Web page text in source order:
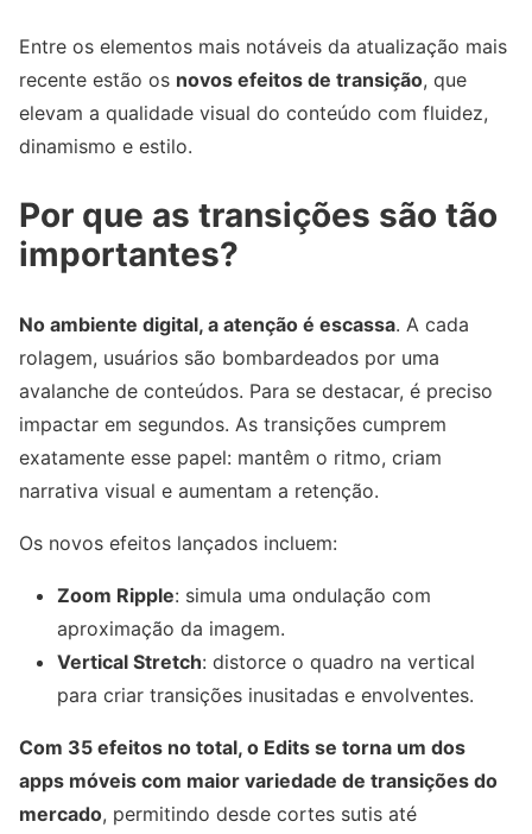
Entre os elementos mais notáveis da atualização mais
recente estão os novos efeitos de transição, que
elevam a qualidade visual do conteúdo com fluidez,
dinamismo e estilo.
Por que as transições são tão
importantes?
No ambiente digital, a atenção é escassa. A cada
rolagem, usuários são bombardeados por uma
avalanche de conteúdos. Para se destacar, é preciso
impactar em segundos. As transições cumprem
exatamente esse papel: mantêm o ritmo, criam
narrativa visual e aumentam a retenção.
Os novos efeitos lançados incluem:
Zoom Ripple: simula uma ondulação com
aproximação da imagem.
Vertical Stretch: distorce o quadro na vertical
para criar transições inusitadas e envolventes.
Com 35 efeitos no total, o Edits se torna um dos
apps móveis com maior variedade de transições do
mercado, permitindo desde cortes sutis até